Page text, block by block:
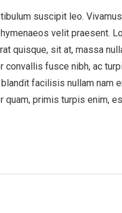
suscipit leo.
velit praesent.
quisque, sit at, massa
convallis fusce nibh, ac
facilisis nullam nam
primis turpis enim,